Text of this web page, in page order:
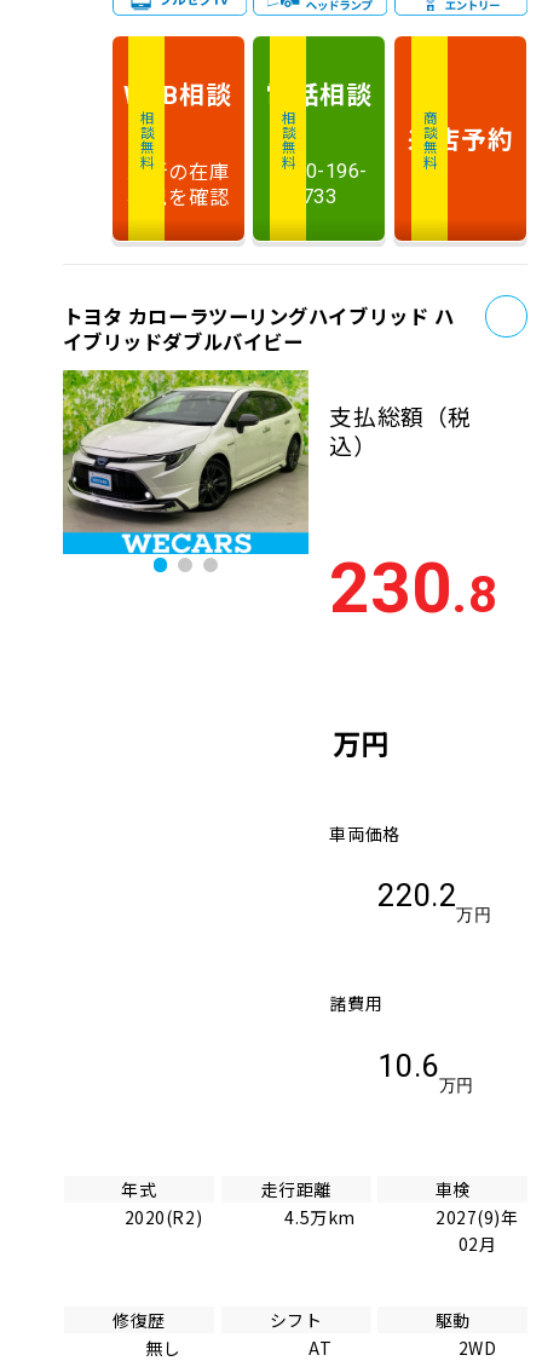
相談無料
WEB相談
最新の在庫
状況を確認
相談無料
電話相談
0120-196-
733
商談無料
来店予約
トヨタ カローラツーリングハイブリッド ハ
イブリッドダブルバイビー
支払総額 （税
込）
230.8
万円
車両価格
220.2
万円
諸費用
10.6
万円
年式
2020(R2)
走行距離
4.5万km
車検
2027(9)年
02月
修復歴
無し
シフト
AT
駆動
2WD